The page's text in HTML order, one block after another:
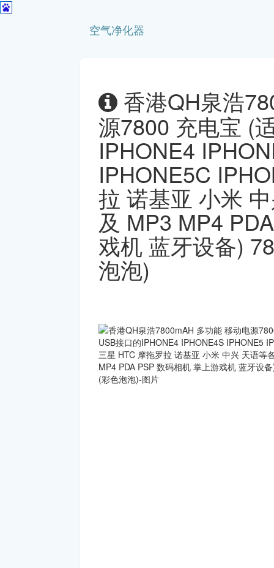
空气净化器
香港QH泉浩
源7800 充电宝 (
IPHONE4
IPHONE5C
拉 诺基亚 小米
及 MP3 MP4
戏机 蓝牙设备)
泡泡)